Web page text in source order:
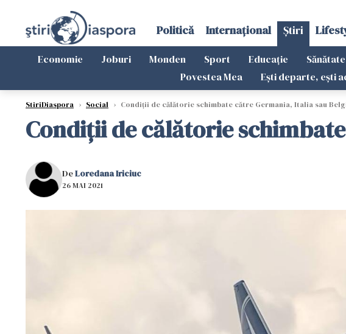
Politică Internațional Știri
Economie Joburi Monden Sport Educație Sănătate
Povestea Mea
Ești departe, ești
StiriDiaspora › Social › Condiții de călătorie schimbate către Germania, Italia sau
Condiții de călătorie
DeLoredana Iriciuc
26 MAI 2021